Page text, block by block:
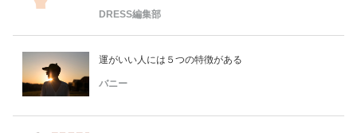
DRESS編集部
運がいい人には５つの特徴がある
バニー